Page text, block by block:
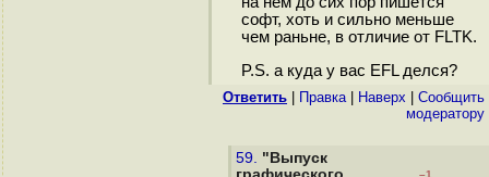
софт, хоть и сильно меньше
чем раньне, в отличие от FLTK.
P.S. а куда у вас EFL делся?
Ответить Правка| Наверх
Cообщить
модератору
59. "Выпуск
–1